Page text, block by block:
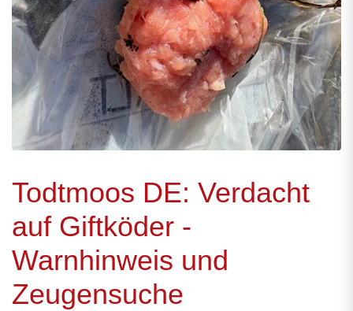
Todtmoos DE: Verdacht
auf Giftköder -
Warnhinweis und
Zeugensuche